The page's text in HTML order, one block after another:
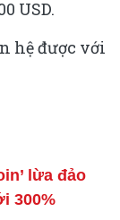
USD.
hệ được với
lừa đảo
300%